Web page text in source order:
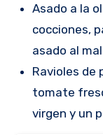
Asado a la
cocciones,
asado al
Ravioles de
tomate
virgen y un